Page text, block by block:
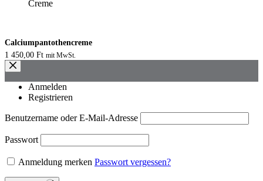
Calciumpantothencreme
1 450,00 Ft mit MwSt.
Anmelden
Registrieren
Benutzername oder E-Mail-Adresse
Passwort
Anmeldung merken Passwort vergessen?